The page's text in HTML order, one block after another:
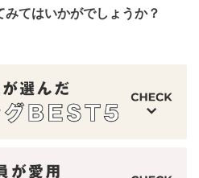
てはいかがでしょうか？